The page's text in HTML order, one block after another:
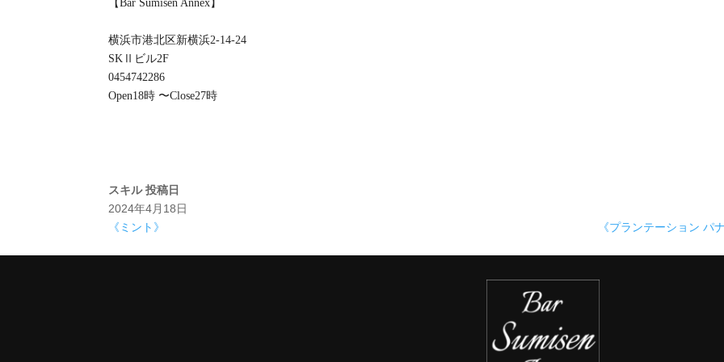
【Bar Sumisen Annex】
横浜市港北区新横浜2-14-24
SKⅡビル2F
0454742286
Open18時 〜Close27時
スキル 投稿日
2024年4月18日
《ミント》
《プランテーション パ